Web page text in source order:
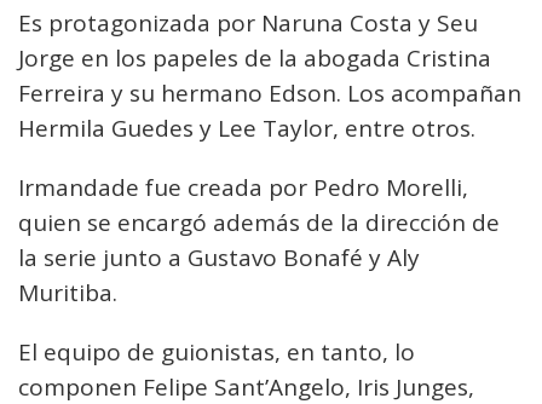
Es protagonizada por Naruna Costa y Seu
Jorge en los papeles de la abogada Cristina
Ferreira y su hermano Edson. Los acompañan
Hermila Guedes y Lee Taylor, entre otros.
Irmandade fue creada por Pedro Morelli,
quien se encargó además de la dirección de
la serie junto a Gustavo Bonafé y Aly
Muritiba.
El equipo de guionistas, en tanto, lo
componen Felipe Sant’Angelo, Iris Junges,